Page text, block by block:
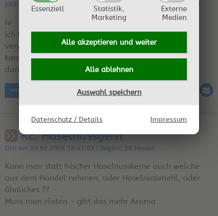
Essenziell
Statistik,
Marketing
Externe
Medien
Alle akzeptieren und weiter
Alle ablehnen
Auswahl speichern
Datenschutz / Details Impressum
hilde kaltseis am 28.06.2004 22:08:06 | Region: österreich(wels)
hi
ich hätte zu dem haselnußlokör eine frage
verwendest du normalen kristallzucker oder
kandiszucker?
danke hilde
ANTWORT SCHREIBEN
RE: Haselnussgeist
GHJ am 03.02.2006 18:41:03 | Region: DE Hessen
Kann man statt frischer Haselnusskerne auch welche
aus dem Handel nehmen, oder Haselnussmehl, oder
ähnliches ??
Muss man rösten - gibt das mehr Aroma